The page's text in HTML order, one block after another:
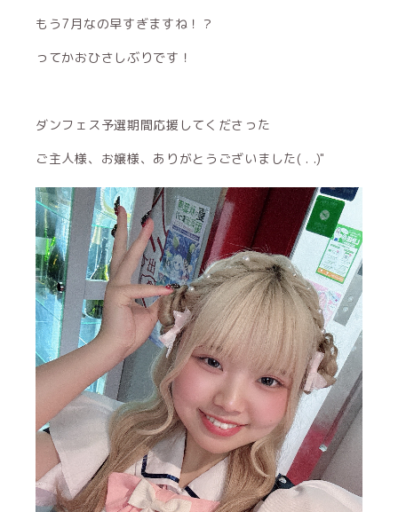
もう7月なの早すぎますね！？
ってかおひさしぶりです！
ダンフェス予選期間応援してくださった
ご主人様、お嬢様、ありがとうございました( . .)"